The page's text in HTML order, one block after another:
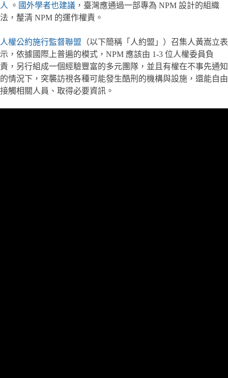
人
。 國外學者也建議 ，臺灣應通過一部專為 NPM 設計的組織
法，釐清 NPM 的運作權責。
人權公約施行監督聯盟 （以下簡稱「人約盟」）召集人黃嵩立表
示，依據國際上普遍的模式，NPM 應該由 1-3 位人權委員負
責，另行組成一個經驗豐富的多元團隊，並且有權在不事先通知
的情況下，突襲訪視各種可能發生酷刑的機構與設施，還能自由
接觸相關人員、取得必要資訊。